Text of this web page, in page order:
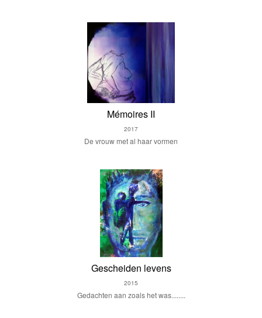
Mémoires II
2017
De vrouw met al haar vormen
Gescheiden levens
2015
Gedachten aan zoals het was........